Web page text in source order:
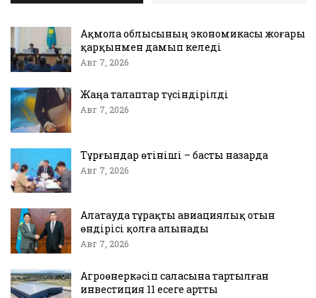
Ақмола облысының экономикасы жоғары
қарқынмен дамып келеді
Авг 7, 2026
Жаңа талаптар түсіндірілді
Авг 7, 2026
Тұрғындар өтініші – басты назарда
Авг 7, 2026
Алатауда тұрақты авиациялық отын
өндірісі қолға алынады
Авг 7, 2026
Агроөнеркәсіп саласына тартылған
инвестиция 11 есеге артты